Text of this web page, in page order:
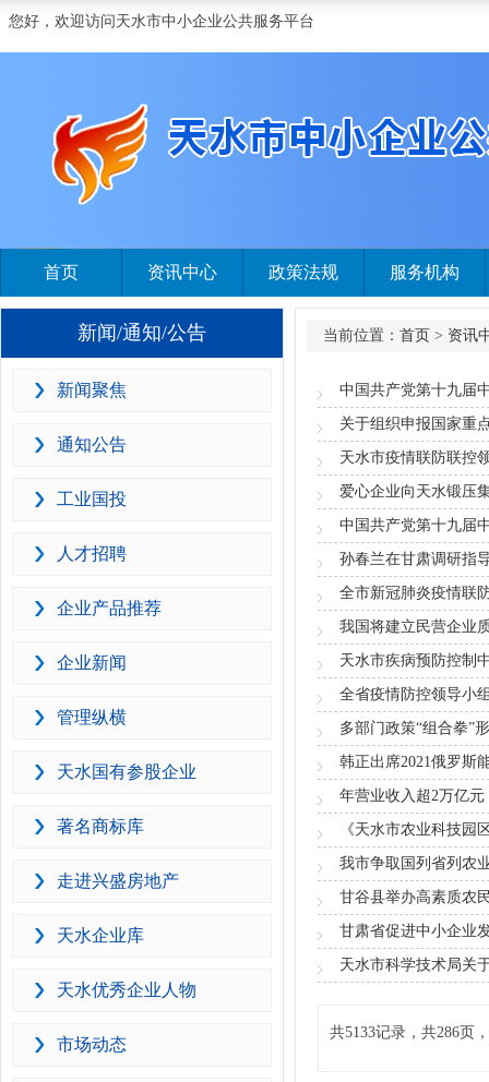
您好，欢迎访问天水市中小企业公共服务平台
首页 资讯中心 政策法规 服务机构
新闻/通知/公告
新闻聚焦
通知公告
工业国投
人才招聘
企业产品推荐
企业新闻
管理纵横
天水国有参股企业
著名商标库
走进兴盛房地产
天水企业库
天水优秀企业人物
市场动态
当前位置： 首页 > 资讯
中国共产党第十九届
天水市疫情联防联控
爱心企业向天水锻压
中国共产党第十九届
孙春兰在甘肃调研指
全市新冠肺炎疫情联
我国将建立民营企业
天水市疾病预防控制
全省疫情防控领导小
多部门政策“组合拳”
韩正出席2021俄罗斯
年营业收入超2万亿
《天水市农业科技园
我市争取国列省列农
甘谷县举办高素质农
甘肃省促进中小企业
天水市科学技术局关
共5133记录，共286页